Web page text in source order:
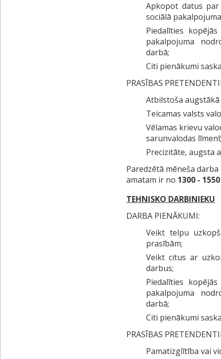
Apkopot datus
sociālā
Piedalīties
pakalpojuma
darbā;
Citi pienākumi
PRASĪBAS
Atbilstoša
Teicamas valsts
Vēlamas krievu
sarunvalodas līmenī;
Precizitāte, augsta
Paredzētā mēneša
amatam ir no 1300 - 1550
TEHNISKO DARBINIEKU
DARBA PIENĀKUMI:
Veikt telpu
prasībām;
Veikt citus ar
darbus;
Piedalīties
pakalpojuma
darbā;
Citi pienākumi
PRASĪBAS
Pamatizglītība vai